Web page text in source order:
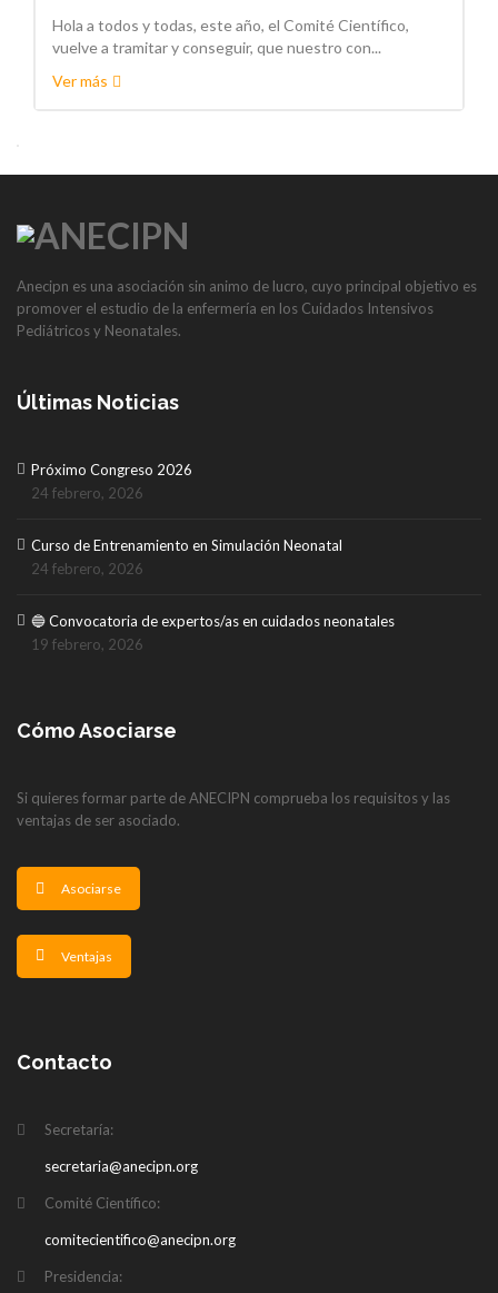
Hola a todos y todas, este año, el Comité Científico,
vuelve a tramitar y conseguir, que nuestro con...
Ver más
Anecipn es una asociación sin animo de lucro, cuyo principal objetivo es
promover el estudio de la enfermería en los Cuidados Intensivos
Pediátricos y Neonatales.
Últimas Noticias
Próximo Congreso 2026
24 febrero, 2026
Curso de Entrenamiento en Simulación Neonatal
24 febrero, 2026
🔵 Convocatoria de expertos/as en cuidados neonatales
19 febrero, 2026
Cómo Asociarse
Si quieres formar parte de ANECIPN comprueba los requisitos y las
ventajas de ser asociado.
Asociarse
Ventajas
Contacto
Secretaría:
secretaria@anecipn.org
Comité Científico:
comitecientifico@anecipn.org
Presidencia: